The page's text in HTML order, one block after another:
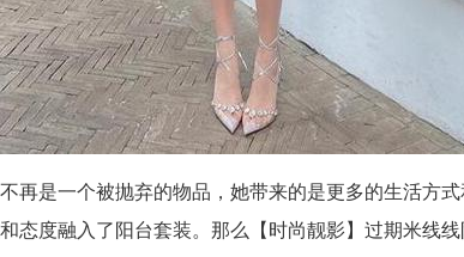
再是一个被抛弃的物品，她带来的是更多的生活方
态度融入了阳台套装。那么【时尚靓影】过期米线